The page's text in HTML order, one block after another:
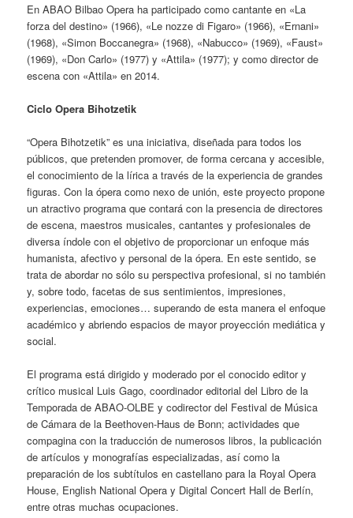
En ABAO Bilbao Opera ha participado como cantante en «La
forza del destino» (1966), «Le nozze di Figaro» (1966), «Ernani»
(1968), «Simon Boccanegra» (1968), «Nabucco» (1969), «Faust»
(1969), «Don Carlo» (1977) y «Attila» (1977); y como director de
escena con «Attila» en 2014.
Ciclo Opera Bihotzetik
“Opera Bihotzetik” es una iniciativa, diseñada para todos los
públicos, que pretenden promover, de forma cercana y accesible,
el conocimiento de la lírica a través de la experiencia de grandes
figuras. Con la ópera como nexo de unión, este proyecto propone
un atractivo programa que contará con la presencia de directores
de escena, maestros musicales, cantantes y profesionales de
diversa índole con el objetivo de proporcionar un enfoque más
humanista, afectivo y personal de la ópera. En este sentido, se
trata de abordar no sólo su perspectiva profesional, si no también
y, sobre todo, facetas de sus sentimientos, impresiones,
experiencias, emociones… superando de esta manera el enfoque
académico y abriendo espacios de mayor proyección mediática y
social.
El programa está dirigido y moderado por el conocido editor y
crítico musical Luis Gago, coordinador editorial del Libro de la
Temporada de ABAO-OLBE y codirector del Festival de Música
de Cámara de la Beethoven-Haus de Bonn; actividades que
compagina con la traducción de numerosos libros, la publicación
de artículos y monografías especializadas, así como la
preparación de los subtítulos en castellano para la Royal Opera
House, English National Opera y Digital Concert Hall de Berlín,
entre otras muchas ocupaciones.